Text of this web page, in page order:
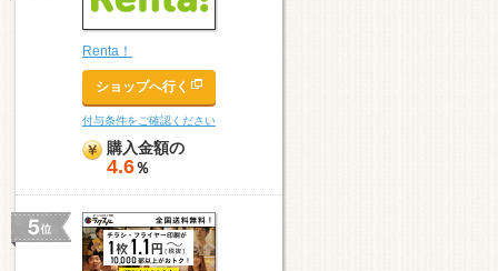
Renta！
ショップへ行く
付与条件をご確認ください
購入金額の
4.6％